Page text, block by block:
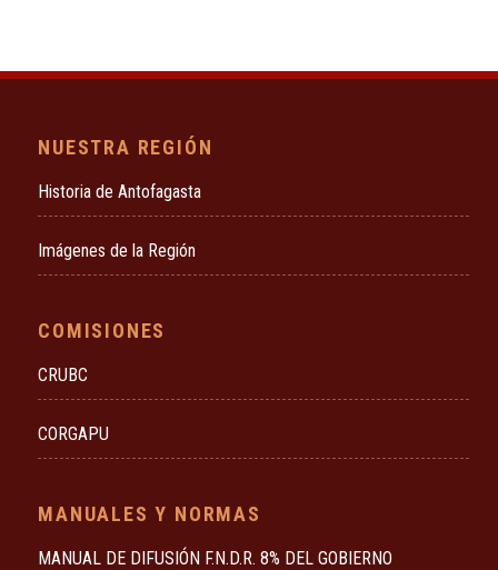
NUESTRA REGIÓN
Historia de Antofagasta
Imágenes de la Región
COMISIONES
CRUBC
CORGAPU
MANUALES Y NORMAS
MANUAL DE DIFUSIÓN F.N.D.R. 8% DEL GOBIERNO